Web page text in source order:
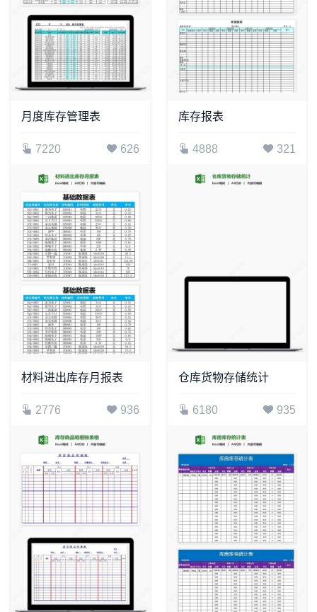
月度库存管理表
7220 626
库存报表
4888 321
材料进出库存月报表
2776 936
仓库货物存储统计
6180 935